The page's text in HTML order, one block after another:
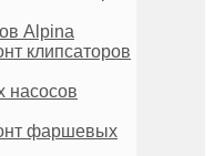
Alpina
клипсаторов
фаршевых